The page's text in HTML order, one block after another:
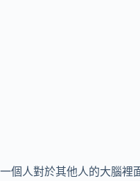
一個人對於其他人的大腦裡